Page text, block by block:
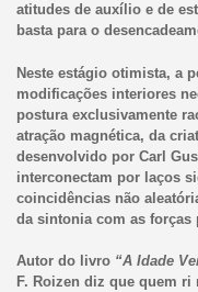
atitudes de auxílio e de
basta para o
Neste estágio otimista, a
modificações interiores
postura exclusivamente
atração magnética, da
desenvolvido por Carl
interconectam por laços
coincidências não
da sintonia com as forças
Autor do livro “A Idade
F. Roizen diz que quem